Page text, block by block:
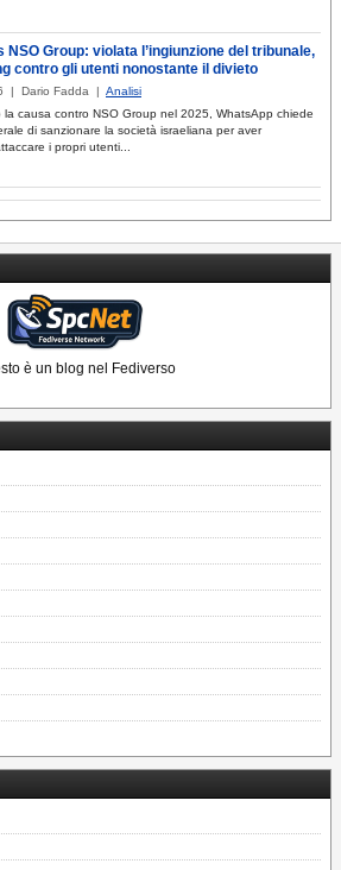
è un blog nel Fediverso
NSO Group: violata l’ingiunzione del tribunale,
contro gli utenti nonostante il divieto
| Dario Fadda | Analisi
la causa contro NSO Group nel 2025, WhatsApp chiede
di sanzionare la società israeliana per aver
i propri utenti...